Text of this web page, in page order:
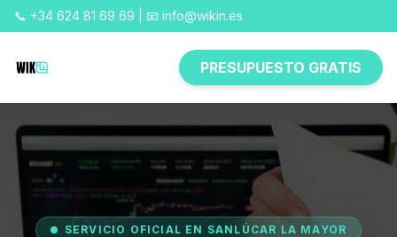
📞 +34 624 81 69 69 | 📧 info@wikin.es
PRESUPUESTO GRATIS
SERVICIO OFICIAL EN SANLÚCAR LA MAYOR